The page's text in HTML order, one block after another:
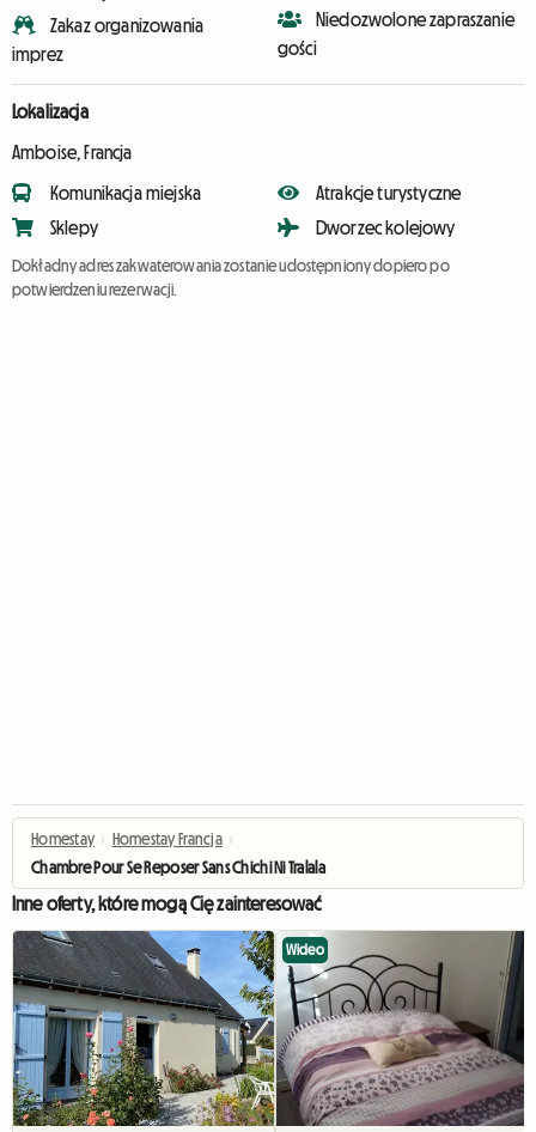
Zakaz organizowania
imprez
Niedozwolone zapraszanie
gości
Lokalizacja
Amboise, Francja
Komunikacja miejska
Sklepy
Atrakcje turystyczne
Dworzec kolejowy
Dokładny adres zakwaterowania zostanie udostępniony dopiero po
potwierdzeniu rezerwacji.
Homestay › Homestay Francja ›
Chambre Pour Se Reposer Sans Chichi Ni Tralala
Inne oferty, które mogą Cię zainteresować
Wideo